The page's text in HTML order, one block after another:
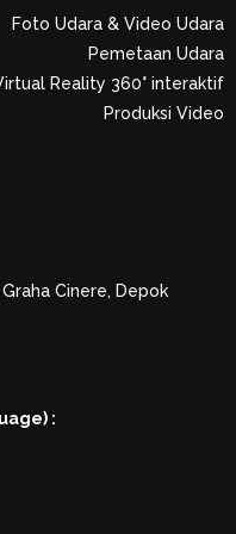
Foto Udara & Video Udara
Pemetaan Udara
Reality 360° interaktif
Produksi Video
Cinere, Depok
: